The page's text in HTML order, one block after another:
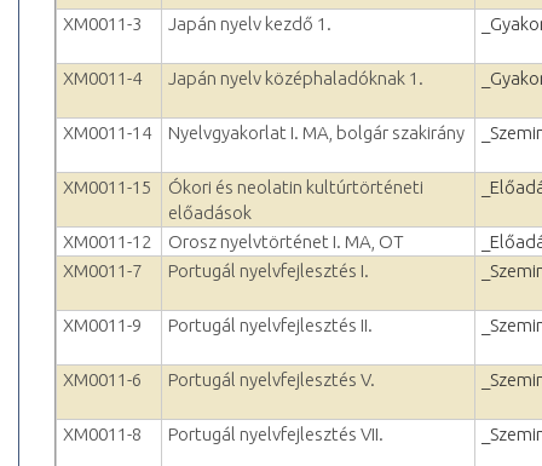
XM0011-3 Japán nyelv kezdő 1.
XM0011-4 Japán nyelv középhaladóknak 1.
XM0011-14 Nyelvgyakorlat I. MA, bolgár szakirány
XM0011-15
Ókori és neolatin kultúrtörténeti
előadások
XM0011-12 Orosz nyelvtörténet I. MA, OT
XM0011-7
Portugál nyelvfejlesztés I.
XM0011-9 Portugál nyelvfejlesztés II.
XM0011-6 Portugál nyelvfejlesztés V.
XM0011-8 Portugál nyelvfejlesztés VII.